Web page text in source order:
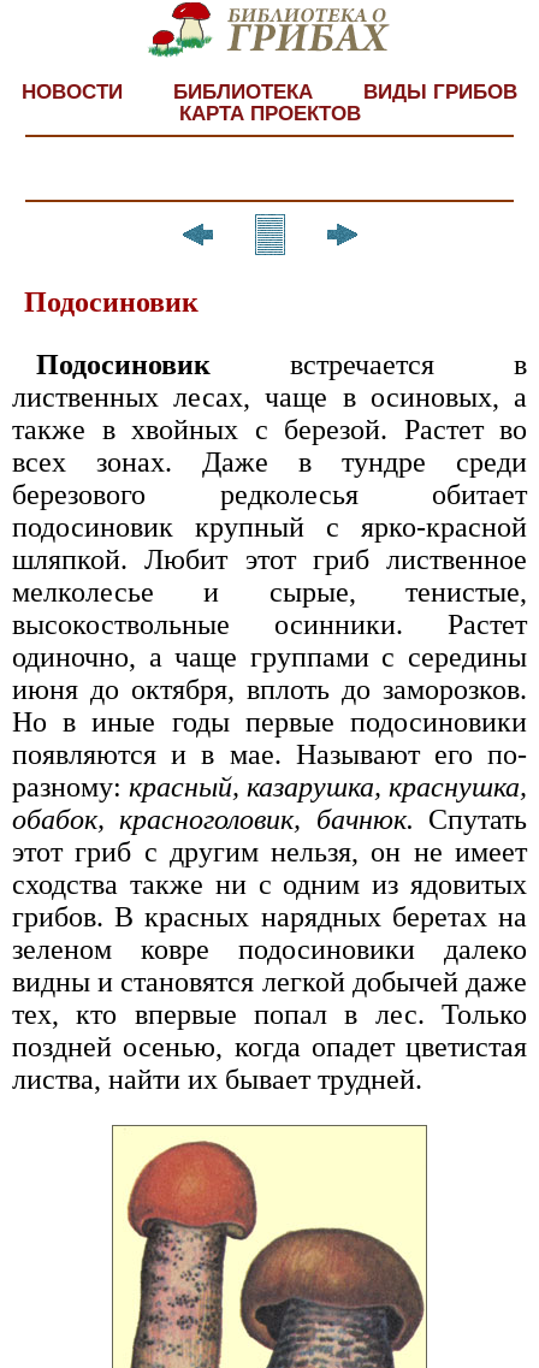
НОВОСТИ БИБЛИОТЕКА
ВИДЫ ГРИБОВ
КАРТА ПРОЕКТОВ
Подосиновик
Подосиновик встречается в
лиственных лесах, чаще в осиновых, а
также в хвойных с березой. Растет во
всех зонах. Даже в тундре среди
березового редколесья обитает
подосиновик крупный с ярко-красной
шляпкой. Любит этот гриб лиственное
мелколесье и сырые, тенистые,
высокоствольные осинники. Растет
одиночно, а чаще группами с середины
июня до октября, вплоть до заморозков.
Но в иные годы первые подосиновики
появляются и в мае. Называют его по-
разному: красный, казарушка, краснушка,
обабок, красноголовик, бачнюк. Спутать
этот гриб с другим нельзя, он не имеет
сходства также ни с одним из ядовитых
грибов. В красных нарядных беретах на
зеленом ковре подосиновики далеко
видны и становятся легкой добычей даже
тех, кто впервые попал в лес. Только
поздней осенью, когда опадет цветистая
листва, найти их бывает трудней.